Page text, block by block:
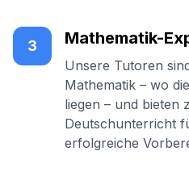
3 Mathematik-
Unsere Tutoren
Mathematik – wo
liegen – und bieten
Deutschunterricht
erfolgreiche